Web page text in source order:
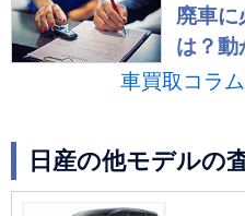
廃車に
は？動
車買取コラ
日産の他モデルの